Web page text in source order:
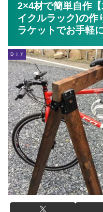
2×4材で簡単自作
イクルラック)の作
ラケットでお手軽
ＤＩＹ